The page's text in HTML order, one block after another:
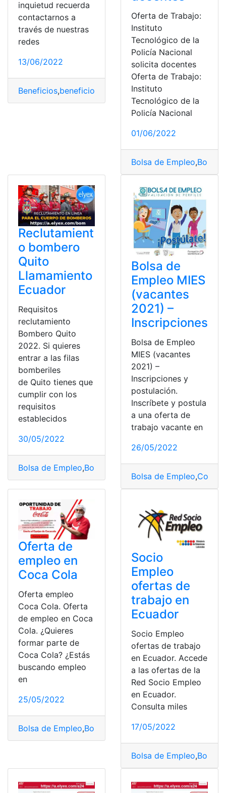
inquietud recuerda
contactarnos a
través de nuestras
redes
13/06/2022
Beneficios,beneficios laborales,Bolsa de Empleo
Oferta de Trabajo:
Instituto
Tecnológico de la
Policía Nacional
solicita docentes
Oferta de Trabajo:
Instituto
Tecnológico de la
Policía Nacional
01/06/2022
Bolsa de Empleo,Bolsa
Reclutamient
o bombero
Quito
Llamamiento
Ecuador
Requisitos
reclutamiento
Bombero Quito
2022. Si quieres
entrar a las filas
bomberiles
de Quito tienes que
cumplir con los
requisitos
establecidos
30/05/2022
Bolsa de Empleo,Bolsa de Empleo Municipio de
Bolsa de
Empleo MIES
(vacantes
2021) –
Inscripciones
Bolsa de Empleo
MIES (vacantes
2021) –
Inscripciones y
postulación.
Inscríbete y postula
a una oferta de
trabajo vacante en
26/05/2022
Bolsa de Empleo,
Oferta de
empleo en
Coca Cola
Oferta empleo
Coca Cola. Oferta
de empleo en Coca
Cola. ¿Quieres
formar parte de
Coca Cola? ¿Estás
buscando empleo
en
25/05/2022
Bolsa de Empleo,Bolsa de Empleo Municipio de
Socio
Empleo
ofertas de
trabajo en
Ecuador
Socio Empleo
ofertas de trabajo
en Ecuador. Accede
a las ofertas de la
Red Socio Empleo
en Ecuador.
Consulta miles
17/05/2022
Bolsa de Empleo,Bolsa